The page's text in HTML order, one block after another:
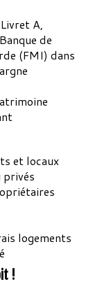
A,
de
(FMI) dans
et locaux
privés
logements
!